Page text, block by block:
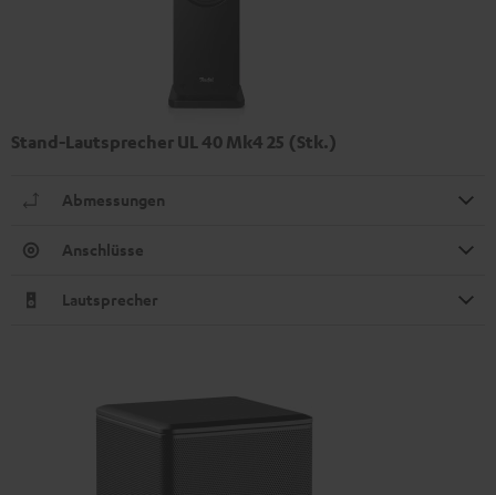
Stand-Lautsprecher UL 40 Mk4 25 (Stk.)
Abmessungen
Anschlüsse
Lautsprecher